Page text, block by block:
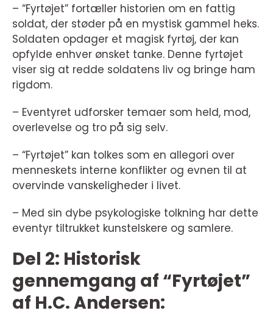
– “Fyrtøjet” fortæller historien om en fattig
soldat, der støder på en mystisk gammel heks.
Soldaten opdager et magisk fyrtøj, der kan
opfylde enhver ønsket tanke. Denne fyrtøjet
viser sig at redde soldatens liv og bringe ham
rigdom.
– Eventyret udforsker temaer som held, mod,
overlevelse og tro på sig selv.
– “Fyrtøjet” kan tolkes som en allegori over
menneskets interne konflikter og evnen til at
overvinde vanskeligheder i livet.
– Med sin dybe psykologiske tolkning har dette
eventyr tiltrukket kunstelskere og samlere.
Del 2: Historisk
gennemgang af “Fyrtøjet”
af H.C. Andersen: